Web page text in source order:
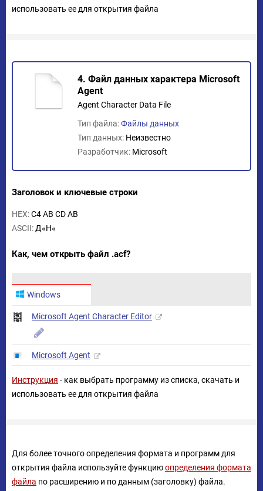
использовать ее для открытия файла
4. Файл данных характера Microsoft
Agent
Agent Character Data File
Тип файла:Файлы данных
Тип данных: Неизвестно
Разработчик: Microsoft
Заголовок и ключевые строки
HEX:C4 AB CD AB
ASCII: Д«Н«
Как, чем открыть файл .acf?
Windows
Microsoft Agent Character Editor
Microsoft Agent
Инструкция - как выбрать программу из списка, скачать и
использовать ее для открытия файла
Для более точного определения формата и программ для
открытия файла используйте функциюопределения формата
файла по расширению и по данным (заголовку) файла.